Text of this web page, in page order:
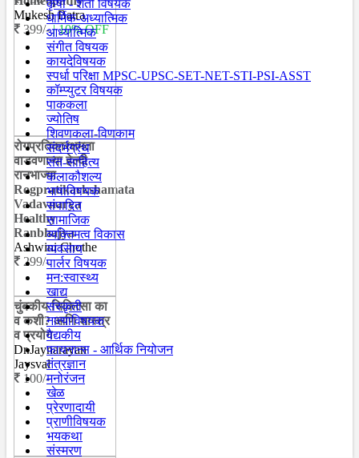
Mukesh Batra
399/-| 10% OFF
रोगप्रतिकारक्षमता
वाडवणाऱ्या हेल्दी
रानभाज्या -
Rogpratikarkshamata
Vadavnarya
Healthy
Ranbhajya
Ashwini Chothe
299/-
चुंबकीय चिकित्सा का
व कशी? आणि शास्त्र
व प्रयोग
Dr.Jaynarayan
Jaysval
100/-
कृषी - शेती विषयक
धार्मिक-अध्यात्मिक
आध्यात्मिक
संगीत विषयक
कायदेविषयक
स्पर्धा परिक्षा MPSC-UPSC-SET-NET-STI-PSI-ASST
कॉम्प्युटर विषयक
पाककला
ज्योतिष
शिवणकला-विणकाम
संदर्भग्रंथ
संत-साहित्य
कलाकौशल्य
भाषाविषयक
संपादित
सामाजिक
व्यक्तिमत्व विकास
व्यवसाय
पार्लर विषयक
मन:स्वास्थ्य
खाद्य
संस्कृती
नात्याविषयक
वैद्यकीय
फायनान्स - आर्थिक नियोजन
तंत्रज्ञान
मनोरंजन
खेळ
प्रेरणादायी
प्राणीविषयक
भयकथा
संस्मरण